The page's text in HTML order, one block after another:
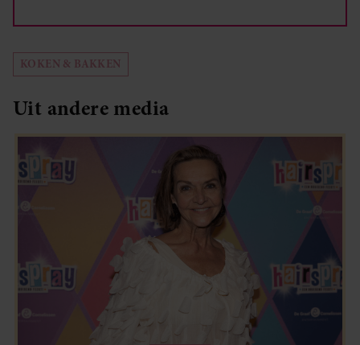
KOKEN & BAKKEN
Uit andere media